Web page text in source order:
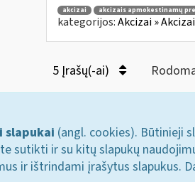
akcizai akcizais apmokestinamų
kategorijos:Akcizai »
5 Įrašų(-ai)
slapukai (angl. cookies). Būtinieji
sutikti ir su kitų slapukų
ir ištrindami įrašytus slapukus.